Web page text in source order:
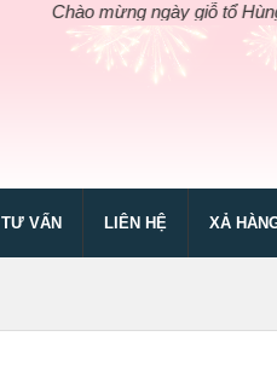
Chào mừng ngày giỗ tổ Hùng
VẤN LIÊN HỆ XẢ